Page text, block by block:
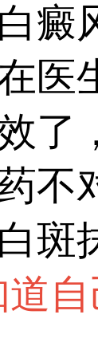
癜
医
了
不
斑
道